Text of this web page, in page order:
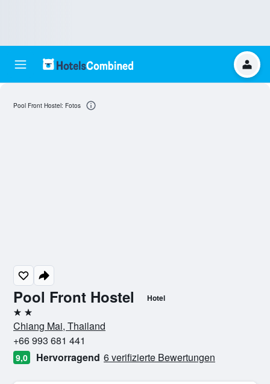
Pool Front Hostel Hotel
2 Sterne
Chiang Mai, Thailand
+66 993 681 441
9,0 Hervorragend 6 verifizierte Bewertungen
Pool Front Hostel: Fotos